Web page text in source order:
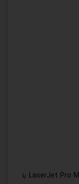
پرینتر چندکاره لیزری اچ پی مدل LaserJet Pro MFP M125nw با